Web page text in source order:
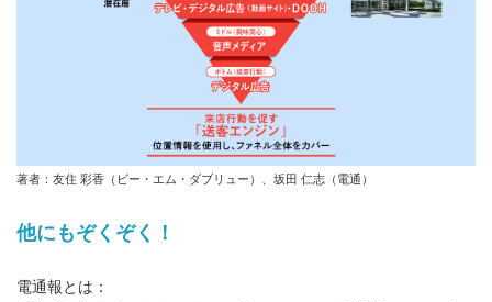
著者：友住 彩香（ビー・エム・ダブリュー）、坂田 仁志（電通）
他にもぞくぞく！
電通報とは：